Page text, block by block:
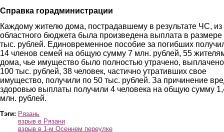
Справка горадминистрации
Каждому жителю дома, пострадавшему в результате ЧС, из
областного бюджета была произведена выплата в размере
тыс. рублей. Единовременное пособие за погибших
14 членов семей на общую сумму 7 млн. рублей, 55
дома, чье имущество было полностью утрачено,
100 тыс. рублей, 38 человек, частично утративших свое
имущество, получили по 50 тыс. рублей. За причинение
здоровью выплаты получили 4 человека на общую сумму
млн. рублей.
Тэги: Рязань
взрыв в Рязани
взрыв в 1-м Осеннем переулке